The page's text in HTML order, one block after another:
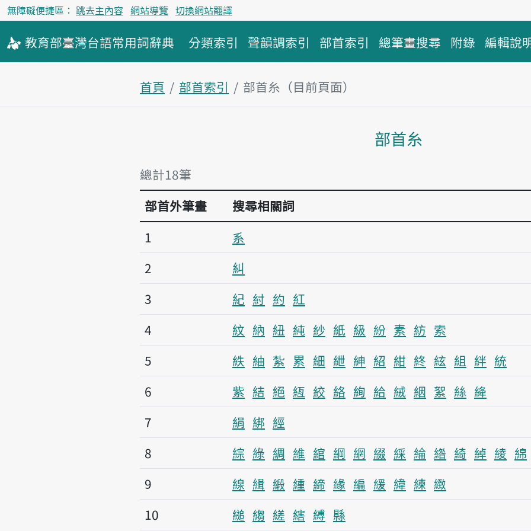
無障礙便捷區： 跳去主內容 網站導覽 切換網站翻譯
教育部臺灣台語常用詞辭典 分類索引 聲韻調索引 部首索引 總筆畫搜尋 附錄 編輯說
首頁 部首索引
部首糸（目前頁面）
部首糸
總計18筆
部首外筆畫
搜尋相關詞
1
系
2
糾
3
紀 紂 約 紅
4
紋 納 紐 純 紗 紙 級 紛 素 紡 索
5
紩 紬 紮 累 細 紲 紳 紹 紺 終 絃 組 絆 統
6
紫 結 絕 絚 絞 絡 絢 給 絨 絪 絮 絲 絳
7
絹 綁 經
8
綜 綠 綢 維 綰 綱 網 綴 綵 綸 綹 綺 綽 綾 綿
9
線 緝 緞 緟 締 緣 編 緩 緯 練 緻
10
縋 縐 縒 縖 縛 縣